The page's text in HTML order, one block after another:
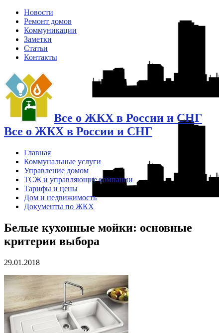
Новости
Ремонт домов
Коммуникации
Заметки
Статьи
Контакты
Все о ЖКХ в России и СНГ
Все о ЖКХ в России и СНГ
Главная
Коммунальные услуги
Управление домом
ТСЖ и управляющие компании
Тарифы и цены
Дом и недвижимость
Документы по ЖКХ
Белые кухонные мойки: основные
критерии выбора
29.01.2018